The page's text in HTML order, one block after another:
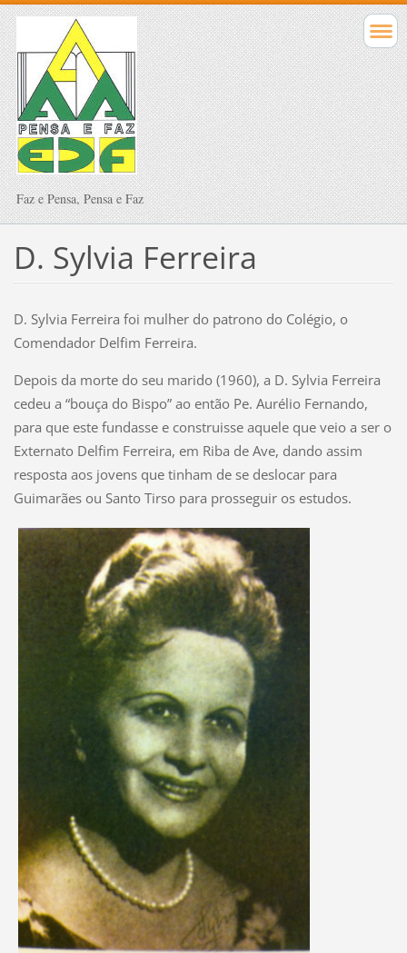
Faz e Pensa, Pensa e Faz
D. Sylvia Ferreira
D. Sylvia Ferreira foi mulher do patrono do Colégio, o
Comendador Delfim Ferreira.
Depois da morte do seu marido (1960), a D. Sylvia Ferreira
cedeu a “bouça do Bispo” ao então Pe. Aurélio Fernando,
para que este fundasse e construisse aquele que veio a ser o
Externato Delfim Ferreira, em Riba de Ave, dando assim
resposta aos jovens que tinham de se deslocar para
Guimarães ou Santo Tirso para prosseguir os estudos.